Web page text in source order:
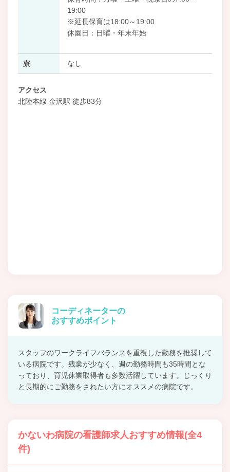
19:00
※延長保育は18:00～19:00
休園日：日曜・年末年始
寮 なし
アクセス
北陸本線 金沢駅 徒歩83分
コーディネーターの
おすすめポイント
スタッフのワークライフバランスを重視した勤務を推奨して
いる病院です。残業が少なく、週の勤務時間も35時間とな
っており、育児休業取得者も多数活躍しています。じっくり
と長期的にご勤務をされたい方にオススメの病院です。
かないわ病院の看護師求人おすすめ情報(全4
件)